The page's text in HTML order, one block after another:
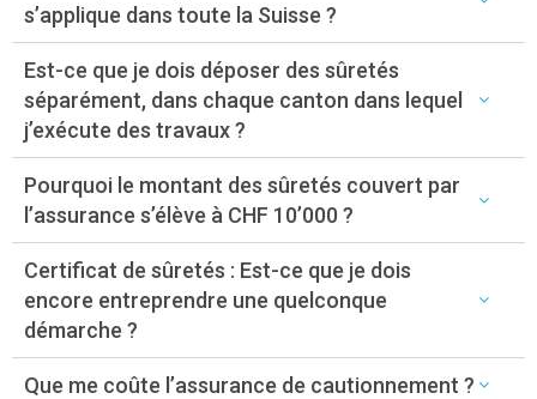
s’applique dans toute la Suisse ?
Est-ce que je dois déposer des sûretés
séparément, dans chaque canton dans lequel
j’exécute des travaux ?
Pourquoi le montant des sûretés couvert par
l’assurance s’élève à CHF 10’000 ?
Certificat de sûretés : Est-ce que je dois
encore entreprendre une quelconque
démarche ?
Que me coûte l’assurance de cautionnement ?